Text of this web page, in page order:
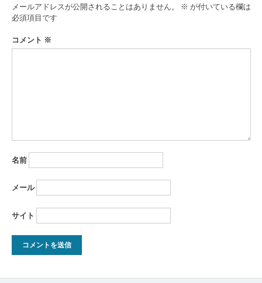
メールアドレスが公開されることはありません。 ※ が付いている欄は
必須項目です
コメント ※
名前
メール
サイト